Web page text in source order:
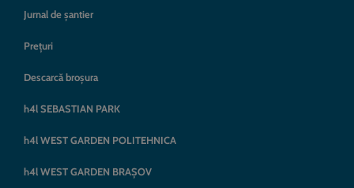
Jurnal de șantier
Prețuri
Descarcă broșura
h4l SEBASTIAN PARK
h4l WEST GARDEN POLITEHNICA
h4l WEST GARDEN BRAȘOV